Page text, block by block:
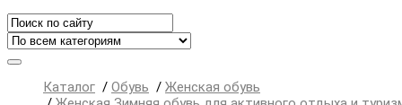
Каталог / Обувь / Женская обувь